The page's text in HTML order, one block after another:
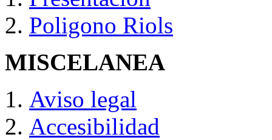
Poligono Riols
MISCELANEA
Aviso legal
Accesibilidad